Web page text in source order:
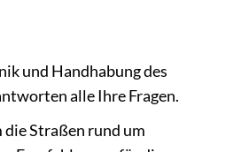
und Handhabung des
alle Ihre Fragen.
die Straßen rund um